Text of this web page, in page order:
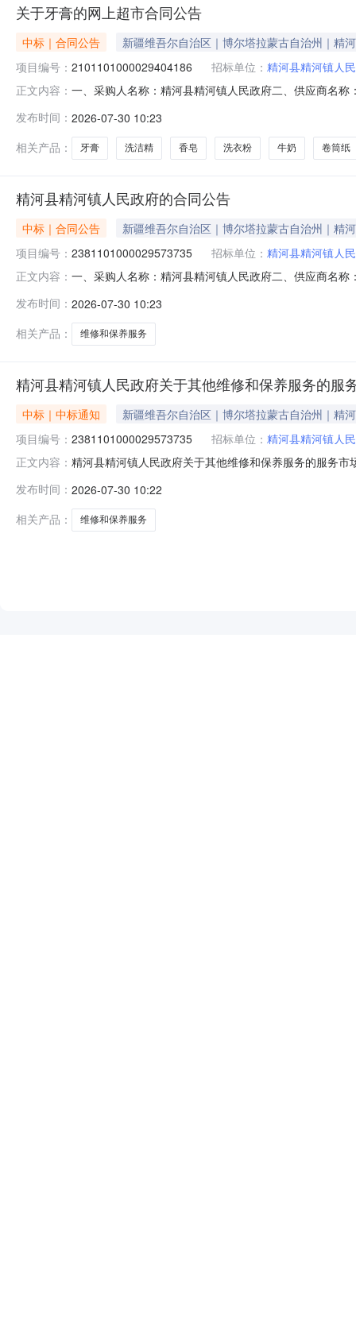
关于牙膏的网上超市合同公告
中标｜合同公告
新疆维吾尔自治区｜博尔塔拉蒙古自治州｜精
项目编号： 2101101000029404186 招标单位： 精河县精河镇人
正文内容： 一、采购人名称：精河县精河镇人民政府二、供应商名
药/YUNNANBAIYAO留兰香型盒12.004482舒肤佳纯白
发布时间： 2026-07-30 10:23
相关产品：
牙膏 洗洁精 香皂 洗衣粉 牛奶 卷筒纸
精河县精河镇人民政府的合同公告
中标｜合同公告
新疆维吾尔自治区｜博尔塔拉蒙古自治州｜精
项目编号： 2381101000029573735 招标单位： 精河县精河镇人
正文内容： 一、采购人名称：精河县精河镇人民政府二、供应商名
1.002434.92434.9服务要求或标的基本概况：七、其它
发布时间： 2026-07-30 10:23
相关产品：
维修和保养服务
精河县精河镇人民政府关于其他维修和保养服务的服
中标｜中标通知
新疆维吾尔自治区｜博尔塔拉蒙古自治州｜精
项目编号： 2381101000029573735 招标单位： 精河县精河镇人
正文内容： 精河县精河镇人民政府关于其他维修和保养服务的服务
（元）:项目所在行政区划编码:652722项目所在行政区
发布时间： 2026-07-30 10:22
相关产品：
维修和保养服务